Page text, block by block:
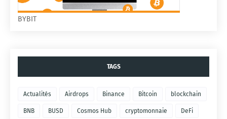
BYBIT
TAGS
Actualités Airdrops Binance Bitcoin blockchain
BNB BUSD Cosmos Hub cryptomonnaie DeFi